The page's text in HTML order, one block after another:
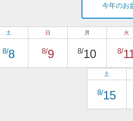
今年のお
土
8/8
日
8/9
月
8/10
火
8/
土
8/15